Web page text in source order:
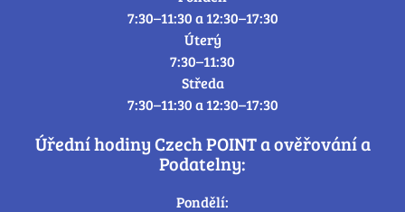
7:30–11:30 a 12:30–17:30
Úterý
7:30–11:30
Středa
7:30–11:30 a 12:30–17:30
Úřední hodiny Czech POINT a ověřování a
Podatelny:
Pondělí: